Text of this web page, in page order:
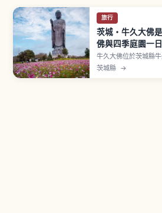
旅行
茨城・牛久大佛
佛與四季庭園一
牛久大佛位於茨城縣
像之一，正式名稱「
120公尺（基座20公
茨城縣 →